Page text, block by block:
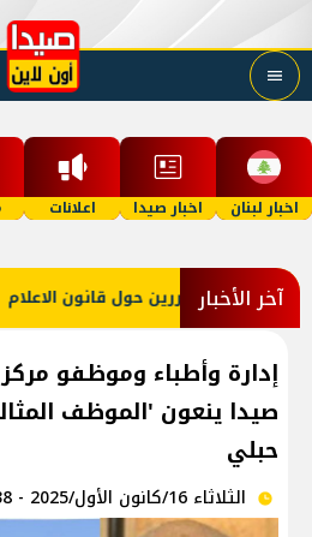
اخبار لبنان اخبار صيدا اعلانات
آخر الأخبار
والمحررين حول قانون الاعلام
إدارة وأطباء وموظفو
صيدا ينعون 'الموظف
حبلي
الثلاثاء 16/كانون الأول/2025 - 01:38 م